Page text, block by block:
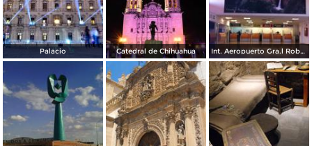
Palacio Catedral de Chihuahua Int. Aeropuerto Gra.l Roberto Fierro V.